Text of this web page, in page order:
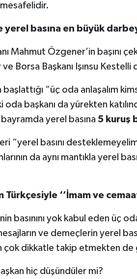
mesafelidir.
yerel basına en büyük
Mahmut Özgener’in başını
ve Borsa Başkanı Işınsu
başlattığı “üç oda anlaşalım
oda başkanı da yürekten
yerel basına 5 kuruş
“yerel basını
da aynı mantıkla yerel
Türkçesiyle ‘’İmam ve
basınını yok kabul eden üç
ve demeçlerin yerel
çok dikkatle takip etmekten de
hiç düşündüler mi?